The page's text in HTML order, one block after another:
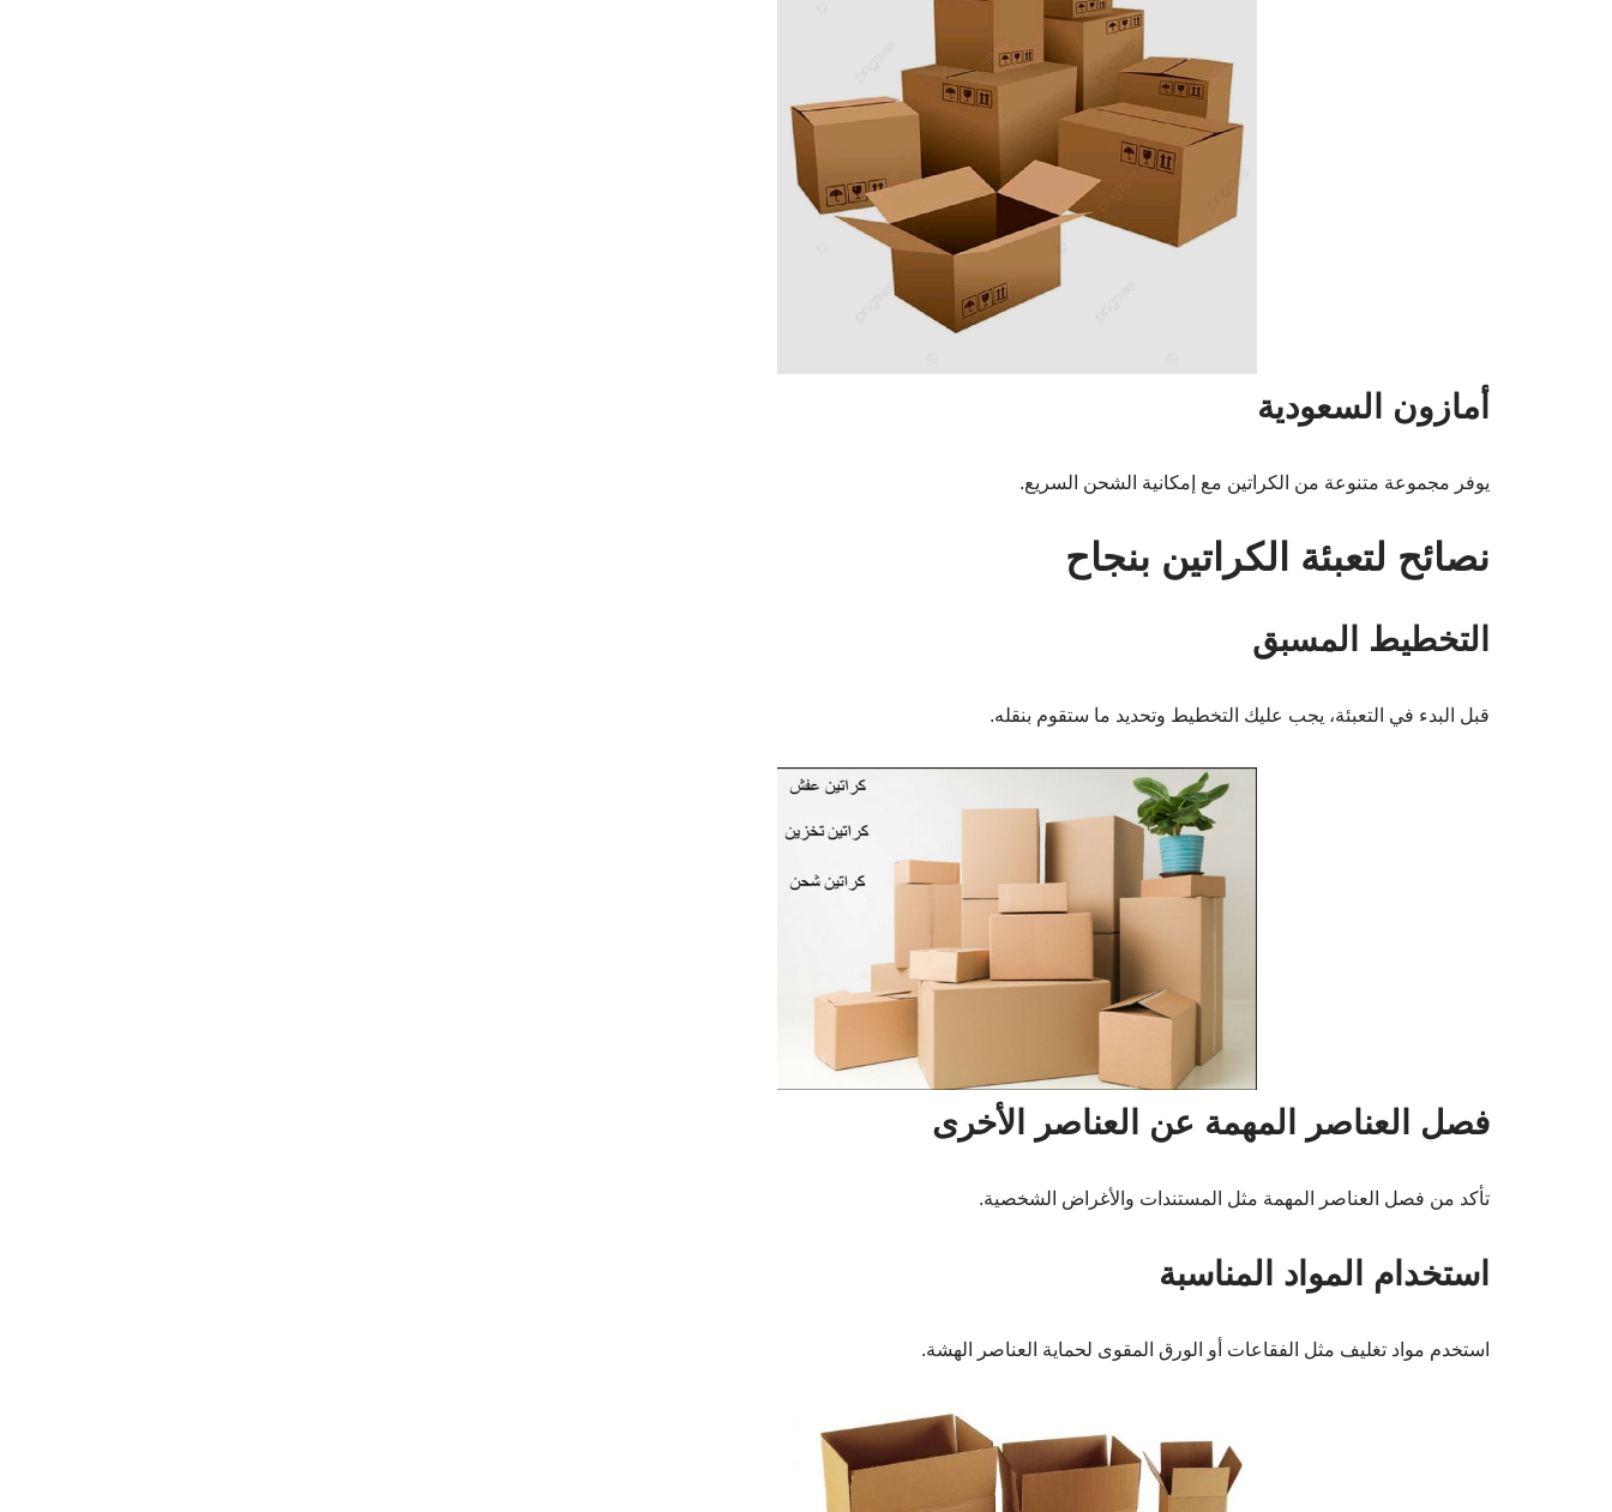
أمازون السعودية
يوفر مجموعة متنوعة من الكراتين مع إمكانية الشحن السريع.
نصائح لتعبئة الكراتين بنجاح
التخطيط المسبق
قبل البدء في التعبئة، يجب عليك التخطيط وتحديد ما ستقوم بنقله.
فصل العناصر المهمة عن العناصر الأخرى
تأكد من فصل العناصر المهمة مثل المستندات والأغراض الشخصية.
استخدام المواد المناسبة
استخدم مواد تغليف مثل الفقاعات أو الورق المقوى لحماية العناصر الهشة.